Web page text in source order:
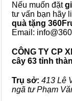
Nếu muốn đặt
tư vấn bạn hãy
quà tặng
Email:
CÔNG TY CP
cây 63 tỉnh
Trụ sở: 413 Lê
ngã tư Phạm